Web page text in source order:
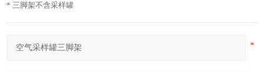
* 三脚架不含采样罐